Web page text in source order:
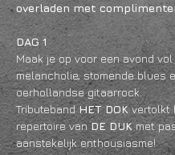
overladen met
DAG 1
Maak je op voor een avond vol
melancholie, stomende blues
oerhollandse gitaarrock.
Tributeband HET DOK vertolkt
repertoire van DE DIJK met
aanstekelijk enthousiasme!